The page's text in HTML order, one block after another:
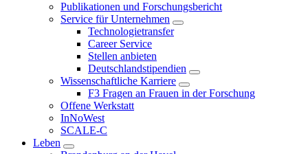
Publikationen und Forschungsbericht
Service für Unternehmen
Technologietransfer
Career Service
Stellen anbieten
Deutschlandstipendien
Wissenschaftliche Karriere
F3 Fragen an Frauen in der Forschung
Offene Werkstatt
InNoWest
SCALE-C
Leben